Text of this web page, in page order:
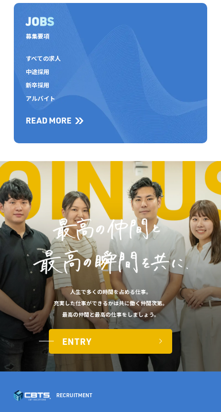
JOBS
募集要項
すべての求人
中途採用
新卒採用
アルバイト
READ MORE
人生で​多くの​時間を​占める​仕事。
充実した​仕事が​できるかは​共に​働く​仲間次第。
最高の​仲間と​最高の​仕事を​しましょう。​
ENTRY